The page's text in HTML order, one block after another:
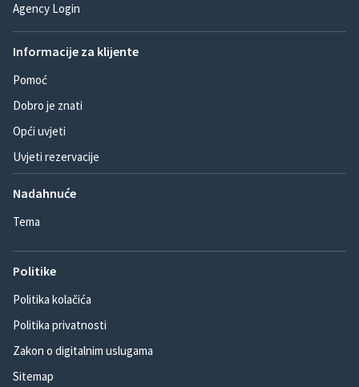
Agency Login
Informacije za klijente
Pomoć
Dobro je znati
Opći uvjeti
Uvjeti rezervacije
Nadahnuće
Tema
Politike
Politika kolačića
Politika privatnosti
Zakon o digitalnim uslugama
Sitemap